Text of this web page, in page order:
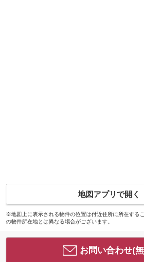
地図アプリで開く
※地図上に表示される物件の位置は付近住所に所在する
の物件所在地とは異なる場合がございます。
お問い合わせ(